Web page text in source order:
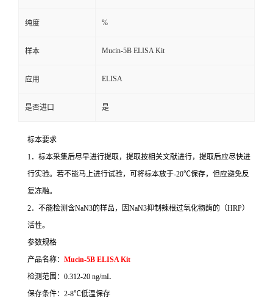
纯度 %
样本 Mucin-5B ELISA Kit
应用 ELISA
是否进口 是
标本要求
1．标本采集后尽早进行提取，提取按相关文献进行，提取后应尽快进
行实验。若不能马上进行试验，可将标本放于-20℃保存，但应避免反
复冻融。
2．不能检测含NaN3的样品，因NaN3抑制辣根过氧化物酶的（HRP）
活性。
参数规格
产品名称： Mucin-5B ELISA Kit
检测范围： 0.312-20 ng/mL
保存条件： 2-8℃低温保存